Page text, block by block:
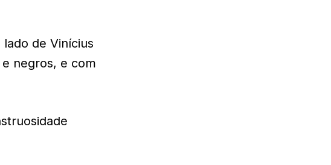
de Vinícius
negros, e com